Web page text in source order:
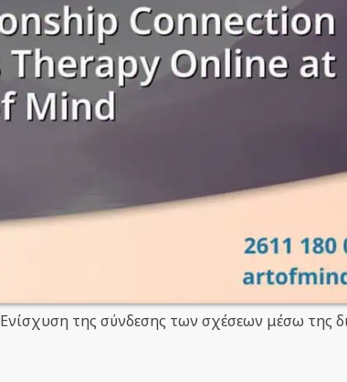
Ενίσχυση της σύνδεσης των σχέσεων μέσω της